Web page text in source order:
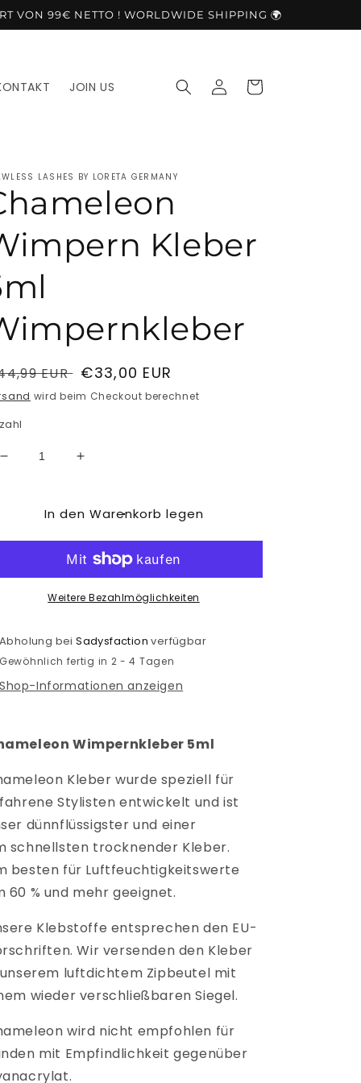
VON 99€ NETTO ! WORLDWIDE SHIPPING 🌍
JOIN US EinloggenWarenkorb
LASHES BY LORETA GERMANY
Kleber
EUR Verkaufspreis
€33,00 EUR
wird beim Checkout berechnet
Verringere
5ml
Wimpernkleber
Erhöhe
für
Wimpern
Kleber
5ml
Wimpernkleber
In den Warenkorb legen
Weitere Bezahlmöglichkeiten
Abholung beiSadysfaction verfügbar
Gewöhnlich fertig in 2 - 4 Tagen
Shop-Informationen anzeigen
Wimpernkleber 5ml
Kleber wurde speziell für
Stylisten entwickelt und ist
dünnflüssigster und einer
schnellsten trocknender Kleber.
besten für Luftfeuchtigkeitswerte
60 % und mehr geeignet.
Klebstoffe entsprechen den EU-
Wir versenden den Kleber
luftdichtem Zipbeutel mit
wieder verschließbaren Siegel.
wird nicht empfohlen für
mit Empfindlichkeit gegenüber